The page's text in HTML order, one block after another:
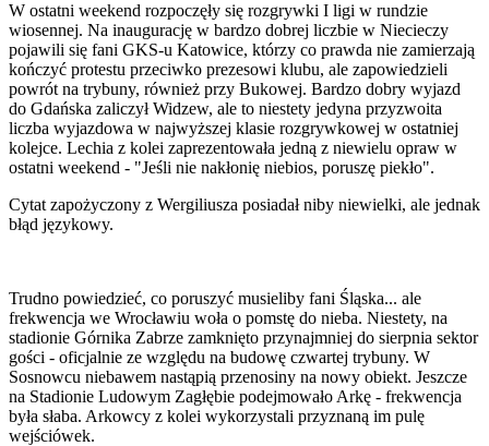
W ostatni weekend rozpoczęły się rozgrywki I ligi w rundzie
wiosennej. Na inaugurację w bardzo dobrej liczbie w Niecieczy
pojawili się fani GKS-u Katowice, którzy co prawda nie zamierzają
kończyć protestu przeciwko prezesowi klubu, ale zapowiedzieli
powrót na trybuny, również przy Bukowej. Bardzo dobry wyjazd
do Gdańska zaliczył Widzew, ale to niestety jedyna przyzwoita
liczba wyjazdowa w najwyższej klasie rozgrywkowej w ostatniej
kolejce. Lechia z kolei zaprezentowała jedną z niewielu opraw w
ostatni weekend - "Jeśli nie nakłonię niebios, poruszę piekło".
Cytat zapożyczony z Wergiliusza posiadał niby niewielki, ale jednak
błąd językowy.
Trudno powiedzieć, co poruszyć musieliby fani Śląska... ale
frekwencja we Wrocławiu woła o pomstę do nieba. Niestety, na
stadionie Górnika Zabrze zamknięto przynajmniej do sierpnia sektor
gości - oficjalnie ze względu na budowę czwartej trybuny. W
Sosnowcu niebawem nastąpią przenosiny na nowy obiekt. Jeszcze
na Stadionie Ludowym Zagłębie podejmowało Arkę - frekwencja
była słaba. Arkowcy z kolei wykorzystali przyznaną im pulę
wejściówek.